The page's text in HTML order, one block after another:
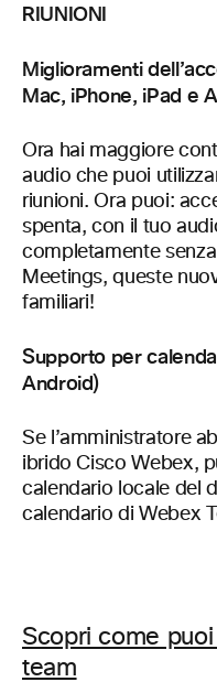
RIUNIONI
Miglioramenti
Mac, iPhone, iPad e
Ora hai maggiore
audio che puoi
riunioni. Ora puoi:
spenta, con il tuo
completamente
Meetings, queste
familiari!
Supporto per
Android)
Se l’amministratore
ibrido Cisco Webex,
calendario locale del
calendario di Webex
Scopri come
team